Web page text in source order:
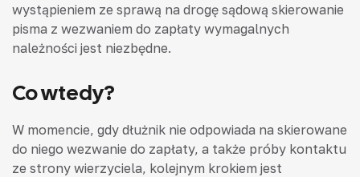
wystąpieniem ze sprawą na drogę sądową skierowanie
pisma z wezwaniem do zapłaty wymagalnych
należności jest niezbędne.
Co wtedy?
W momencie, gdy dłużnik nie odpowiada na skierowane
do niego wezwanie do zapłaty, a także próby kontaktu
ze strony wierzyciela, kolejnym krokiem jest